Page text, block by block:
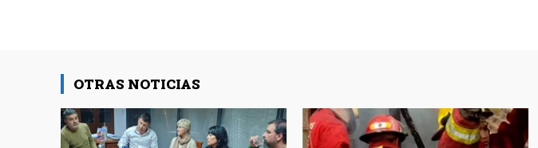
OTRAS NOTICIAS